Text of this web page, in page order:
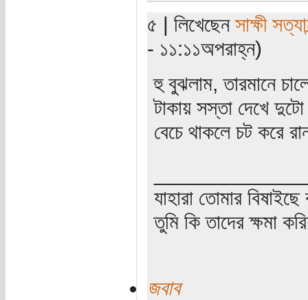
৫ | লিখেছেন সাক্ষী
- ১১:১১অপরাহ্ন)
হু বুঝলাম, তারমানে
টাকায় সস্তা দেখে
বেচে থাকলে চট করে
যাহারা তোমার
তুমি কি তাদের ক্ষমা
জবাব